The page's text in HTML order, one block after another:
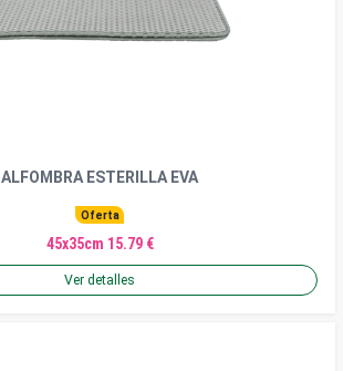
ALFOMBRA ESTERILLA EVA
Oferta
45x35cm 15.79 €
Ver detalles